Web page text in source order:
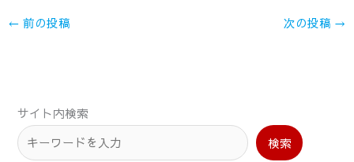
← 前の投稿 次の投稿 →
サイト内検索
検索